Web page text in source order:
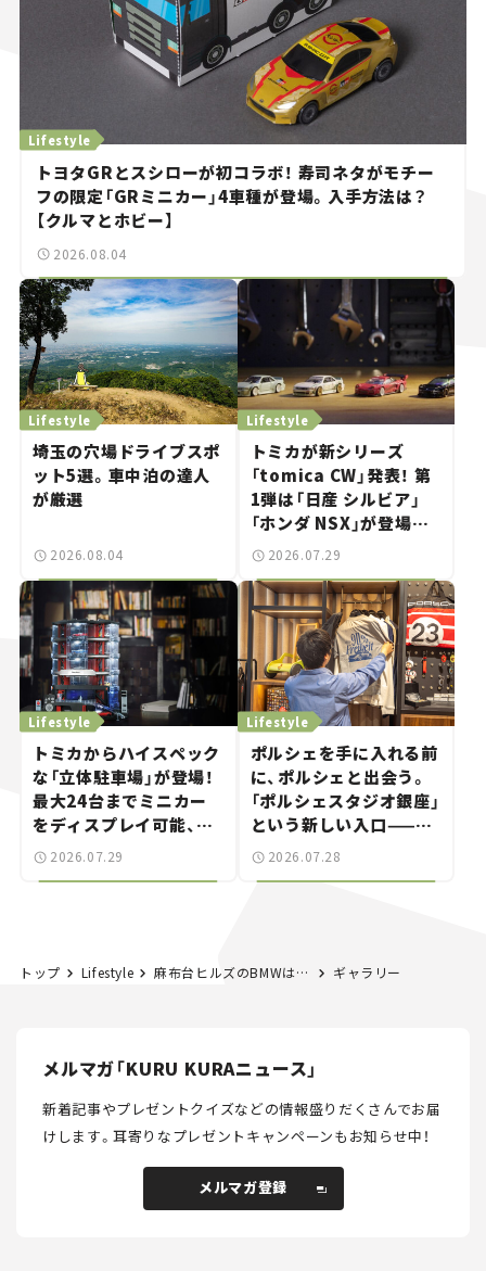
トヨタGRとスシローが初コラボ！ 寿司ネタがモチー
フの限定「GRミニカー」4車種が登場。入手方法は？
【クルマとホビー】
Lifestyle
2026.08.04
埼玉の穴場ドライブスポ
ット5選。車中泊の達人
が厳選
Lifestyle
2026.08.04
トミカが新シリーズ
「tomica CW」発表！ 第
1弾は「日産 シルビア」
「ホンダ NSX」が登場。
世界が注目す
とホビー】
Lifestyle
2026.07.29
トミカからハイスペック
な「立体駐車場」が登場！
最大24台までミニカー
をディスプレイ可能、特
別な「日産 GT-R
Lifestyle
2026.07.29
ポルシェを手に入れる前
に、ポルシェと出会う。
「ポルシェスタジオ銀座」
という新しい入口——連
載｜CCGとクルマでどう
Lifestyle
2026.07.28
トップ Lifestyle 麻布台ヒルズのBMWは、クルマと食が楽しめる“ちょっと大人な”オシャレスポット【港区エリア｜FREUDE by BMW編】──連載｜CCGとクルマでどうする？＜第8回＞ ギャラリー
メルマガ「KURU KURAニュース」
新着記事やプレゼントクイズなどの情報盛りだくさんでお届
けします。耳寄りなプレゼントキャンペーンもお知らせ中！
メルマガ登録